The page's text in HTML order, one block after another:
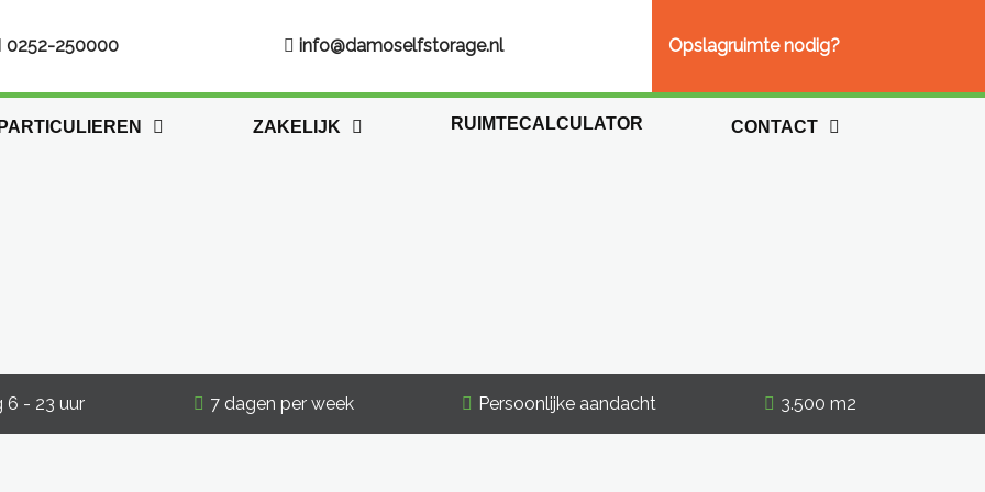
0252-250000 info@damoselfstorage.nl Opslagruimte nodig?
PARTICULIEREN ZAKELIJK RUIMTECALCULATOR CONTACT
6 - 23 uur 7 dagen per week Persoonlijke aandacht 3.500 m2